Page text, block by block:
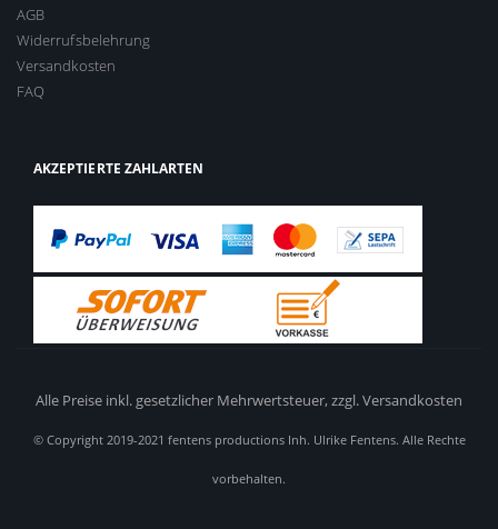
AGB
Widerrufsbelehrung
Versandkosten
FAQ
AKZEPTIERTE ZAHLARTEN
Alle Preise inkl. gesetzlicher Mehrwertsteuer,zzgl. Versandkosten
© Copyright 2019-2021 fentens productions Inh. Ulrike Fentens. Alle Rechte
vorbehalten.